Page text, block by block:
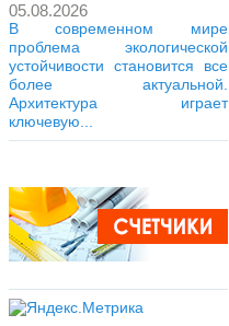
05.08.2026
В современном мире
проблема экологической
устойчивости становится все
более актуальной.
Архитектура играет
ключевую...